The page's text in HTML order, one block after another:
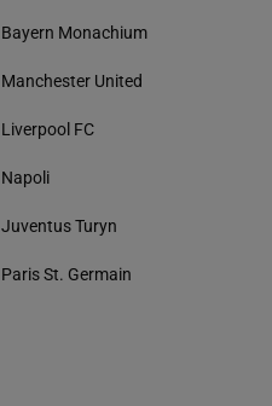
Bayern Monachium
Manchester United
Liverpool FC
Napoli
Juventus Turyn
Paris St. Germain